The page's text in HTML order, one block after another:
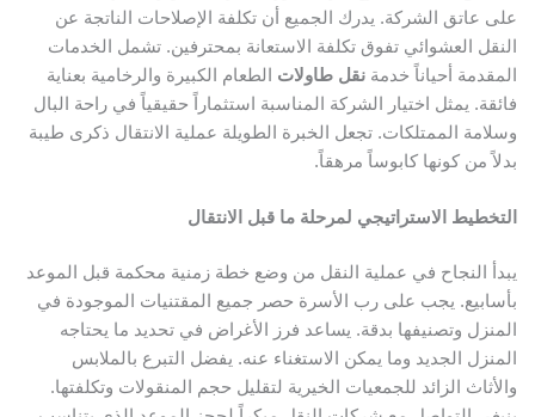
على عاتق الشركة. يدرك الجميع أن تكلفة الإصلاحات الناتجة عن
النقل العشوائي تفوق تكلفة الاستعانة بمحترفين. تشمل الخدمات
المقدمة أحياناً خدمة نقل طاولات الطعام الكبيرة والرخامية بعناية
فائقة. يمثل اختيار الشركة المناسبة استثماراً حقيقياً في راحة البال
وسلامة الممتلكات. تجعل الخبرة الطويلة عملية الانتقال ذكرى طيبة
بدلاً من كونها كابوساً مرهقاً.
التخطيط الاستراتيجي لمرحلة ما قبل الانتقال
يبدأ النجاح في عملية النقل من وضع خطة زمنية محكمة قبل الموعد
بأسابيع. يجب على رب الأسرة حصر جميع المقتنيات الموجودة في
المنزل وتصنيفها بدقة. يساعد فرز الأغراض في تحديد ما يحتاجه
المنزل الجديد وما يمكن الاستغناء عنه. يفضل التبرع بالملابس
والأثاث الزائد للجمعيات الخيرية لتقليل حجم المنقولات وتكلفتها.